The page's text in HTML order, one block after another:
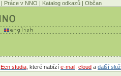
| Práce v NNO | Katalog odkazů | Občan
Ecn studia , které nabízí e-mail cloud a další